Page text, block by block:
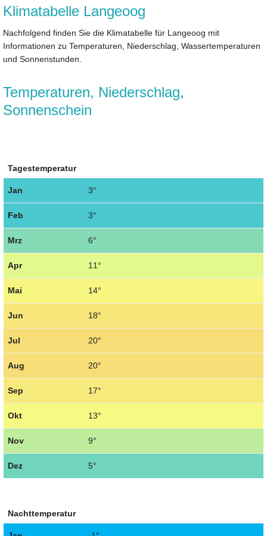
Klimatabelle Langeoog
Nachfolgend finden Sie die Klimatabelle für Langeoog mit
Informationen zu Temperaturen, Niederschlag, Wassertemperaturen
und Sonnenstunden.
Temperaturen, Niederschlag,
Sonnenschein
Tagestemperatur
Jan 3°
Feb 3°
Mrz 6°
Apr 11°
Mai 14°
Jun 18°
Jul 20°
Aug 20°
Sep 17°
Okt 13°
Nov 9°
Dez 5°
Nachttemperatur